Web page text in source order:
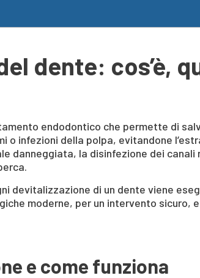
dente: cos’è,
endodontico che permette di
o infezioni della polpa, evitandone
danneggiata, la disinfezione dei
devitalizzazione di un dente viene
moderne, per un intervento
e come funziona